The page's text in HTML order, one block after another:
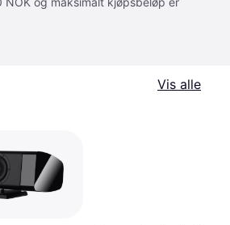
Vis alle